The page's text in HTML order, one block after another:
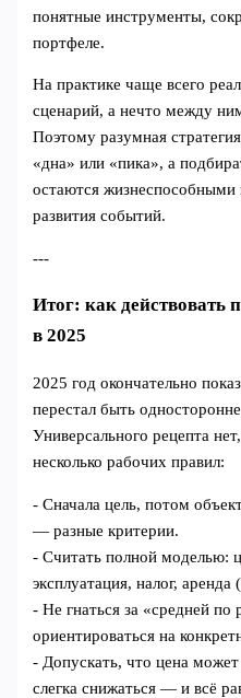
понятные инструменты,
портфеле.
На практике чаще всего
сценарий, а нечто между
Поэтому разумная
«дна» или «пика», а
остаются жизнеспособными
развития событий.
---
Итог: как действовать
в 2025
2025 год окончательно
перестал быть
Универсального рецепта
несколько рабочих правил:
- Сначала цель, потом
— разные критерии.
- Считать полной моделью:
эксплуатация, налог, аренда
- Не гнаться за «средней
ориентироваться на
- Допускать, что цена
слегка снижаться — и всё